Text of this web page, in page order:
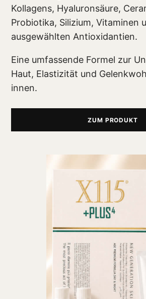
Kollagens, Hyaluronsäure,
Probiotika, Silizium, Vitaminen
ausgewählten Antioxidantien.
Eine umfassende Formel zur
Haut, Elastizität und
innen.
ZUM PRODUKT